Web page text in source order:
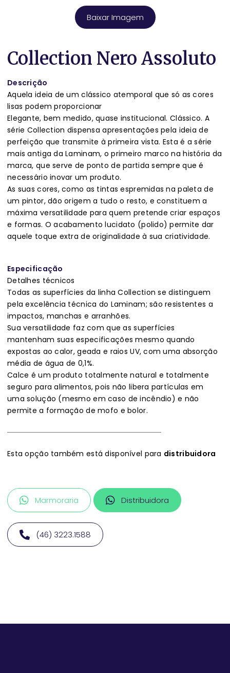
Baixar Imagem
Collection Nero Assoluto
Descrição
Aquela ideia de um clássico atemporal que só as cores
lisas podem proporcionar
Elegante, bem medido, quase institucional. Clássico. A
série Collection dispensa apresentações pela ideia de
perfeição que transmite à primeira vista. Esta é a série
mais antiga da Laminam, o primeiro marco na história da
marca, que serve de ponto de partida sempre que é
necessário inovar um produto.
As suas cores, como as tintas espremidas na paleta de
um pintor, dão origem a tudo o resto, e constituem a
máxima versatilidade para quem pretende criar espaços
e formas. O acabamento lucidato (polido) permite dar
aquele toque extra de originalidade à sua criatividade.
Especificação
Detalhes técnicos
Todas as superfícies da linha Collection se distinguem
pela excelência técnica do Laminam; são resistentes a
impactos, manchas e arranhões.
Sua versatilidade faz com que as superfícies
mantenham suas especificações mesmo quando
expostas ao calor, geada e raios UV, com uma absorção
média de água de 0,1%.
Calce é um produto totalmente natural e totalmente
seguro para alimentos, pois não libera partículas em
uma solução (mesmo em caso de incêndio) e não
permite a formação de mofo e bolor.
Esta opção também está disponível para distribuidora
Marmoraria Distribuidora
(46) 3223.1588